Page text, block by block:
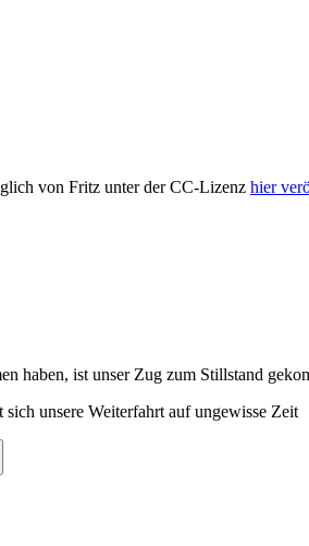
von Fritz unter der CC-Lizenz hier
haben, ist unser Zug zum Stillstand
unsere Weiterfahrt auf ungewisse Zeit